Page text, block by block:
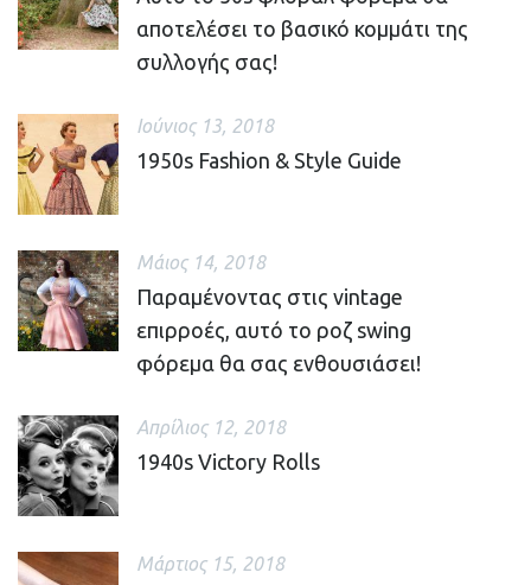
αποτελέσει το βασικό κομμάτι της
συλλογής σας!
Ιούνιος 13, 2018
1950s Fashion & Style Guide
Μάιος 14, 2018
Παραμένοντας στις vintage
επιρροές, αυτό το ροζ swing
φόρεμα θα σας ενθουσιάσει!
Απρίλιος 12, 2018
1940s Victory Rolls
Μάρτιος 15, 2018